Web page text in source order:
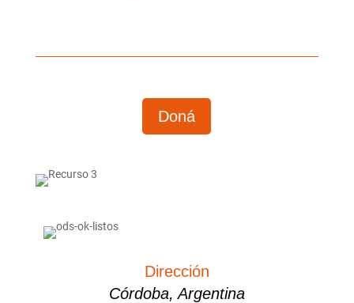
Doná
Dirección
Córdoba, Argentina